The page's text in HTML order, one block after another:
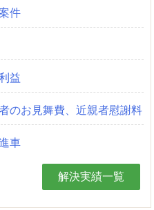
件
益
のお見舞費、近親者慰謝料
車
解決実績一覧